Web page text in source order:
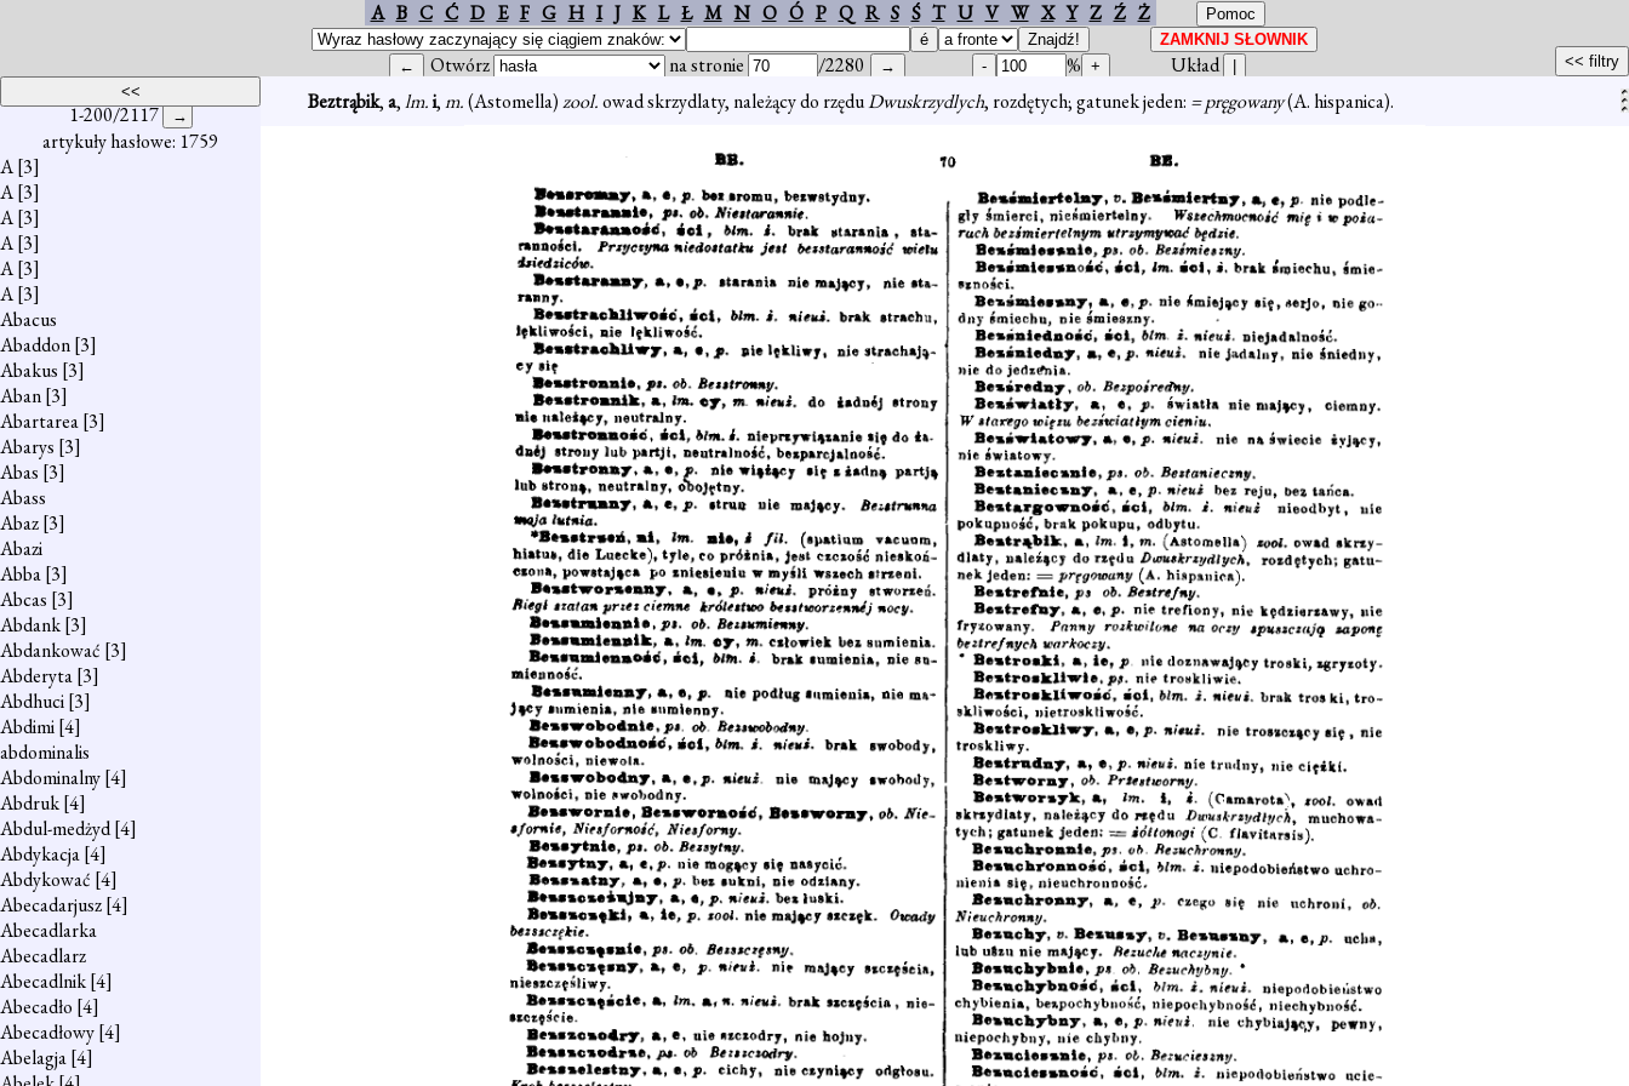
A B C Ć D E F G H I J K L Ł M N O Ó P Q R S Ś T U V W X Y Z Ź Ż
Otwórz na stronie /2280 %
Układ
1-200/2117
artykuły hasłowe: 1759
A[3]
A[3]
A[3]
A[3]
A[3]
A[3]
Abacus
Abaddon[3]
Abakus [3]
Aban[3]
Abartarea[3]
Abarys [3]
Abas [3]
Abass
Abaz[3]
Abazi
Abba[3]
Abcas [3]
Abdank[3]
Abdankować [3]
Abderyta[3]
Abdhuci[3]
Abdimi[4]
abdominalis
Abdominalny[4]
Abdruk[4]
Abdul-medżyd[4]
Abdykacja[4]
Abdykować [4]
Abecadarjusz[4]
Abecadlarka
Abecadlarz
Abecadlnik[4]
Abecadło [4]
Abecadłowy[4]
Abelagja[4]
Beztrąbik,a,lm.i,m.(Astomella)zool.owad skrzydlaty, należący do rzęduDwuskrzydlych, rozdętych; gatunek jeden: = pręgowany(A. hispanica).